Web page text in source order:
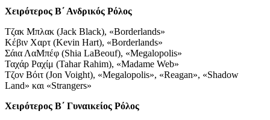
Χειρότερος Β΄ Ανδρικός Ρόλος
Τζακ Μπλακ (Jack Black), «Borderlands»
Κέβιν Χαρτ (Kevin Hart), «Borderlands»
Σάια ΛαΜπέφ (Shia LaBeouf), «Megalopolis»
Ταχάρ Ραχίμ (Tahar Rahim), «Madame Web»
Τζον Βόιτ (Jon Voight), «Megalopolis», «Reagan», «Shadow
Land» και «Strangers»
Χειρότερος Β΄ Γυναικείος Ρόλος